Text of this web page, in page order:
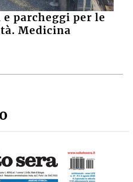
parcheggi per le
Medicina